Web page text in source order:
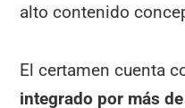
alto contenido
El certamen cuenta
integrado por más